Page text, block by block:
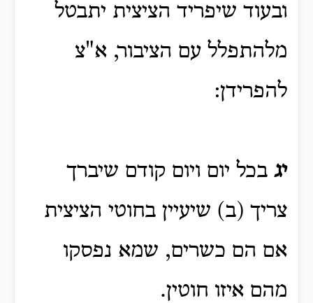
ובעוד שיפריד הציצית יתבטל
מלהתפלל עם הציבור, א"צ
להפרידן:
יג בכל יום ויום קודם שיברך
צריך (ב) שיעיין בחוטי הציצית
אם הם כשרים, שמא נפסקו
מהם איזו חוטין.